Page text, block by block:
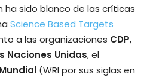
sido blanco de las críticas
Science Based Targets
a las organizaciones CDP,
Naciones Unidas, el
(WRI por sus siglas en